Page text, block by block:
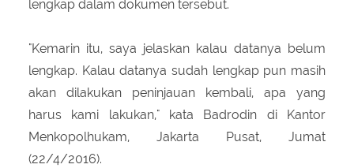
lengkap dalam dokumen tersebut.
"Kemarin itu, saya jelaskan kalau datanya belum
lengkap. Kalau datanya sudah lengkap pun masih
akan dilakukan peninjauan kembali, apa yang
harus kami lakukan," kata Badrodin di Kantor
Menkopolhukam, Jakarta Pusat, Jumat
(22/4/2016).